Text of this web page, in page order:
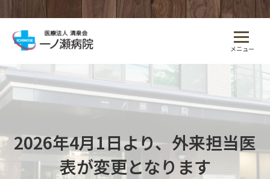
メニュー
2026年4月1日より、外来担当医
表が変更となります